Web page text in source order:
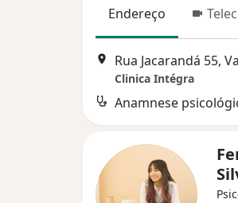
Endereço
Clinica Intégra
Anamnese